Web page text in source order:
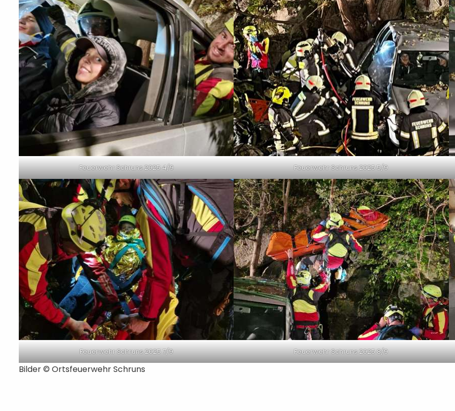
Feuerwehr Schruns 2025 4/9 Feuerwehr Schruns 2025 5/9
Feuerwehr Schruns 2025 7/9 Feuerwehr Schruns 2025 8/9
Bilder © Ortsfeuerwehr Schruns